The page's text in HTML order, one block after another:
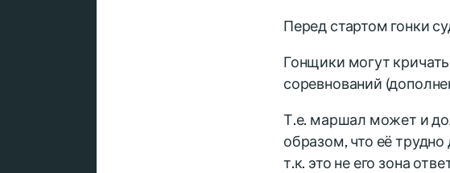
Перед стартом гонки
Гонщики могут
соревнований
Т.е. маршал может и
образом, что её
т.к. это не его зона